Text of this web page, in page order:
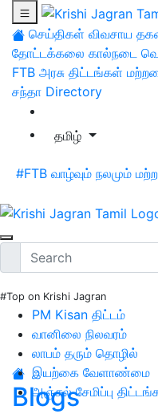
செய்திகள் விவசாய
தோட்டக்கலை கால்நடை
FTB அரசு திட்டங்கள்
சந்தா Directory
தமிழ்
#FTB வாழ்வும் நலமும்
#Top on Krishi Jagran
PM Kisan திட்டம்
வானிலை நிலவரம்
லாபம் தரும் தொழில்
இயற்கை வேளாண்மை
அஞ்சல் சேமிப்பு
Blogs